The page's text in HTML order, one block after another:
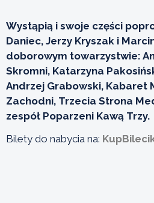
Wystąpią i swoje części
Daniec, Jerzy Kryszak i
doborowym towarzystwie:
Skromni, Katarzyna
Andrzej Grabowski, Kabaret
Zachodni, Trzecia Strona
zespół Poparzeni Kawą Trzy.
Bilety do nabycia na: